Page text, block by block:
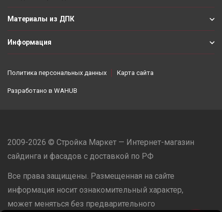
Материалы из ДПК
Информация
Политика персональных данных Карта сайта
Разработано в WAHUB
2009-2026 © Стройка Маркет — Интернет-магазин
сайдинга и фасадов с доставкой по РФ
Все права защищены. Размещенная на сайте
информация носит ознакомительный характер,
может меняться без предварительного